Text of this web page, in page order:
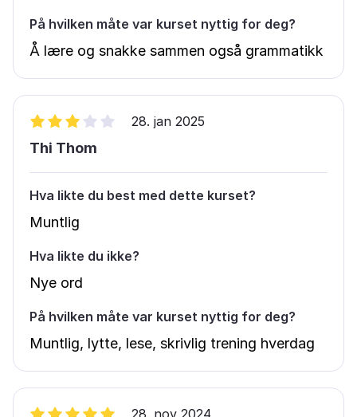
På hvilken måte var kurset nyttig for deg?
Å lære og snakke sammen også grammatikk
28. jan 2025
Thi Thom
Hva likte du best med dette kurset?
Muntlig
Hva likte du ikke?
Nye ord
På hvilken måte var kurset nyttig for deg?
Muntlig, lytte, lese, skrivlig trening hverdag
28. nov 2024